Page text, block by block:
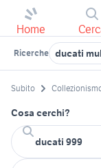
Home
Ricerche ducati
Subito
Cosa cerchi?